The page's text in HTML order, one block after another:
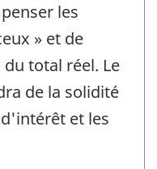
les
» et de
total réel. Le
de la solidité
et les